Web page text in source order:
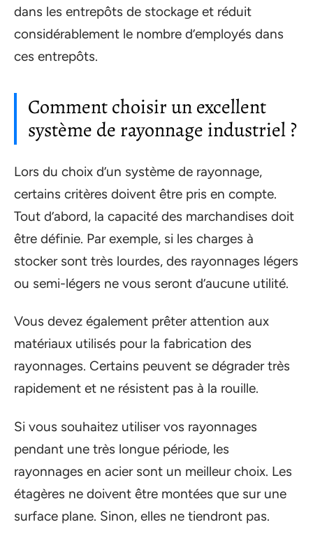
dans les entrepôts de stockage et réduit
considérablement le nombre d’employés dans
ces entrepôts.
Comment choisir un excellent
système de rayonnage industriel ?
Lors du choix d’un système de rayonnage,
certains critères doivent être pris en compte.
Tout d’abord, la capacité des marchandises doit
être définie. Par exemple, si les charges à
stocker sont très lourdes, des rayonnages légers
ou semi-légers ne vous seront d’aucune utilité.
Vous devez également prêter attention aux
matériaux utilisés pour la fabrication des
rayonnages. Certains peuvent se dégrader très
rapidement et ne résistent pas à la rouille.
Si vous souhaitez utiliser vos rayonnages
pendant une très longue période, les
rayonnages en acier sont un meilleur choix. Les
étagères ne doivent être montées que sur une
surface plane. Sinon, elles ne tiendront pas.